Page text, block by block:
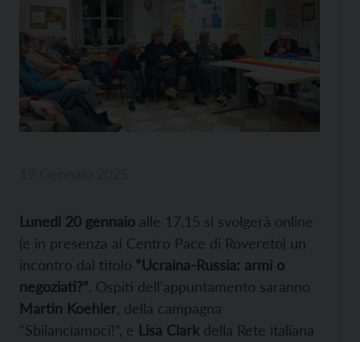
Lunedì 20 gennaio alle 17.15 si svolgerà online
(e in presenza al Centro Pace di Rovereto) un
incontro dal titolo “Ucraina-Russia: armi o
negoziati?”. Ospiti dell’appuntamento saranno
Martin Koehler , della campagna
“Sbilanciamoci!”, e Lisa Clark della Rete italiana